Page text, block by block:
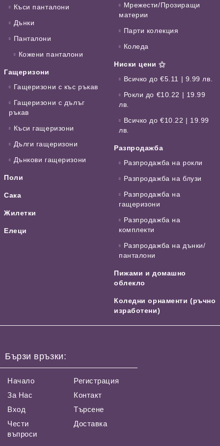
Къси панталони
Дънки
Панталони
Кожени панталони
Гащеризони
Гащеризони с къс ръкав
Гащеризони с дълъг
ръкав
Къси гащеризони
Дълги гащеризони
Дънкови гащеризони
Поли
Сака
Жилетки
Елеци
Мрежести/Прозиращи
материи
Парти колекция
Коледа
Ниски цени ⚝
Всичко до €5.11 | 9.99 лв.
Рокли до €10.22 | 19.99
лв.
Всичко до €10.22 | 19.99
лв.
Разпродажба
Разпродажба на рокли
Разпродажба на блузи
Разпродажба на
гащеризони
Разпродажба на
комплекти
Разпродажба на дънки/
панталони
Пижами и домашно
облекло
Коледни орнаменти (ръчно
изработени)
Бързи връзки:
Начало
За Нас
Вход
Чести
въпроси
Регистрация
Контакт
Търсене
Доставка